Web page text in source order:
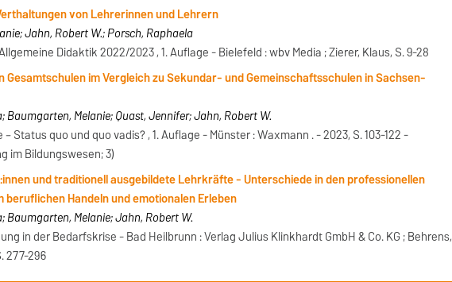
von Lehrerinnen und Lehrern
Jahn, Robert W.; Porsch, Raphaela
Didaktik 2022/2023 , 1. Auflage - Bielefeld : wbv Media ; Zierer, Klaus, S. 9-28
Gesamtschulen im Vergleich zu Sekundar- und Gemeinschaftsschulen in Sachsen-
Baumgarten, Melanie; Quast, Jennifer; Jahn, Robert W.
Status quo und quo vadis? , 1. Auflage - Münster : Waxmann . - 2023, S. 103-122 -
im Bildungswesen; 3)
und traditionell ausgebildete Lehrkräfte - Unterschiede in den professionellen
beruflichen Handeln und emotionalen Erleben
Baumgarten, Melanie; Jahn, Robert W.
in der Bedarfskrise - Bad Heilbrunn : Verlag Julius Klinkhardt GmbH & Co. KG ; Behrens,
277-296